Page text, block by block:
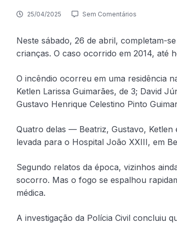
25/04/2025 Sem Comentários
Neste sábado, 26 de abril, completam-
crianças. O caso ocorrido em 2014, até
O incêndio ocorreu em uma residência
Ketlen Larissa Guimarães, de 3; David
Gustavo Henrique Celestino Pinto
Quatro delas — Beatriz, Gustavo,
levada para o Hospital João XXIII, em
Segundo relatos da época, vizinhos
socorro. Mas o fogo se espalhou
médica.
A investigação da Polícia Civil concluiu